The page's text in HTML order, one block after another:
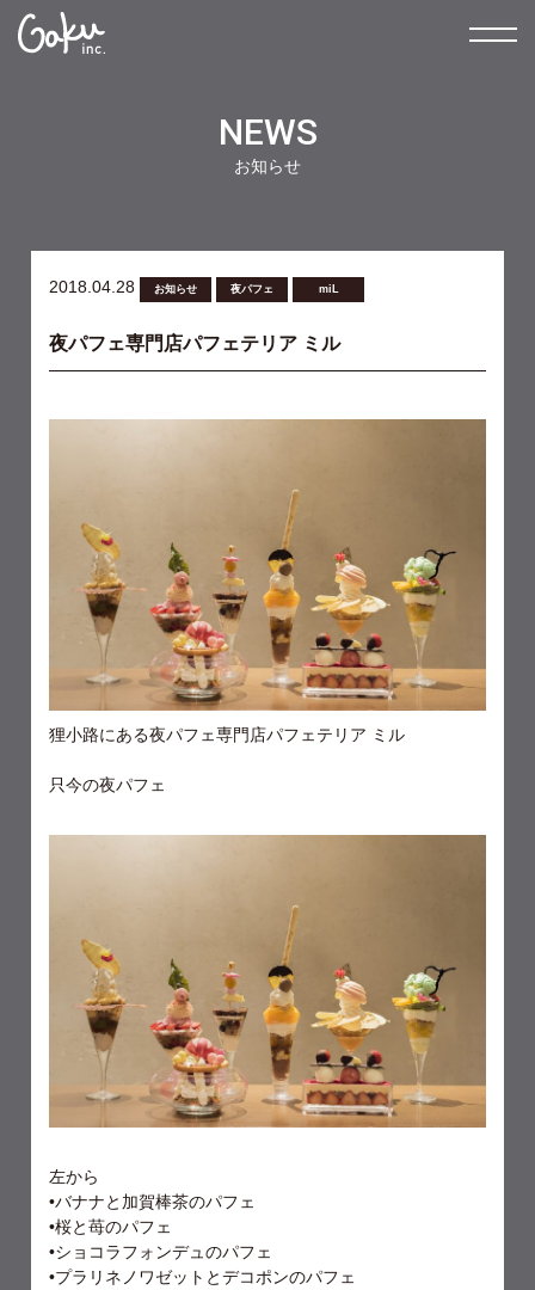
NEWS
お知らせ
2018.04.28 お知らせ 夜パフェ miL
夜パフェ専門店パフェテリア ミル
狸小路にある夜パフェ専門店パフェテリア ミル
只今の夜パフェ
左から
•バナナと加賀棒茶のパフェ
•桜と苺のパフェ
•ショコラフォンデュのパフェ
•プラリネノワゼットとデコポンのパフェ